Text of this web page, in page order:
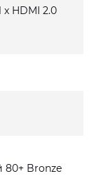
x HDMI 2.0
80+ Bronze